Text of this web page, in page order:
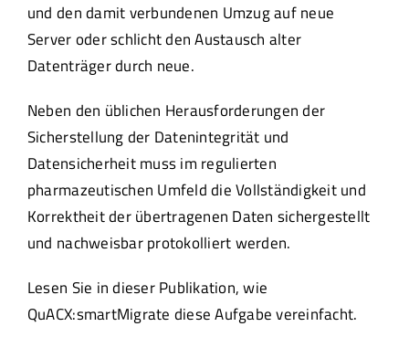
und den damit verbundenen Umzug auf neue
Server oder schlicht den Austausch alter
Datenträger durch neue.
Neben den üblichen Herausforderungen der
Sicherstellung der Datenintegrität und
Datensicherheit muss im regulierten
pharmazeutischen Umfeld die Vollständigkeit und
Korrektheit der übertragenen Daten sichergestellt
und nachweisbar protokolliert werden.
Lesen Sie in dieser Publikation, wie
QuACX:smartMigrate diese Aufgabe vereinfacht.